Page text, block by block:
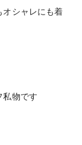
オシャレにも着
私物です